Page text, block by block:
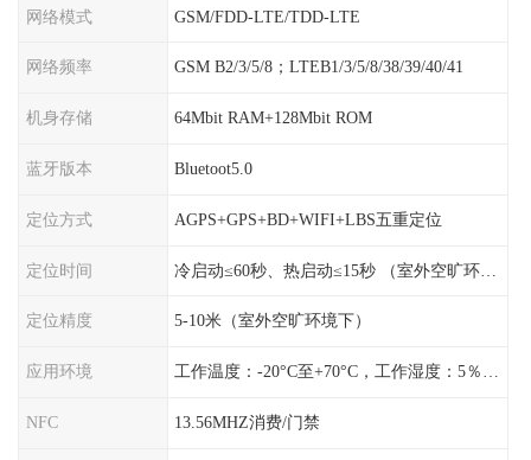
网络模式 GSM/FDD-LTE/TDD-LTE
网络频率 GSM B2/3/5/8；LTEB1/3/5/8/38/39/40/41
机身存储 64Mbit RAM+128Mbit ROM
蓝牙版本 Bluetoot5.0
定位方式 AGPS+GPS+BD+WIFI+LBS五重定位
定位时间
定位精度 5-10米（室外空旷环境下）
应用环境 工作温度：-20°C至+70°C，工作湿度：5％〜95％RH
NFC 13.56MHZ消费/门禁